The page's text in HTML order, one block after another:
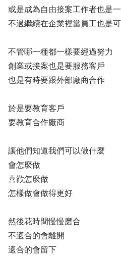
或是成為自由接案工作者也是
不過繼續在企業裡當員工也是
不管哪一種都一樣要經過努力
創業或接案也是要服務客戶
也是有時要跟外部廠商合作
於是要教育客戶
要教育合作廠商
讓他們知道我們可以做什麼
會怎麼做
喜歡怎麼做
怎樣做會做得更好
然後花時間慢慢磨合
不適合的會離開
適合的會留下